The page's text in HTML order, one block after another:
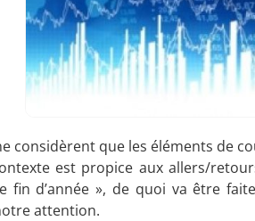
considèrent que les éléments de
est propice aux allers/
fin d’année », de quoi va être
attention.